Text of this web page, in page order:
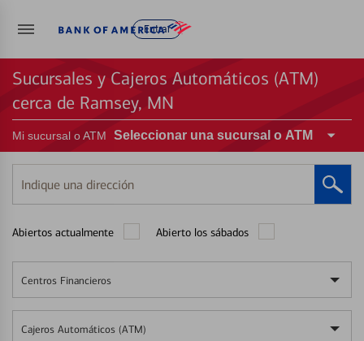
Entrar
Sucursales y Cajeros Automáticos (ATM)
cerca de Ramsey, MN
Mi sucursal o ATM Seleccionar una sucursal o ATM
Indique
una
Abiertos actualmente Abierto los sábados
Centros Financieros
Cajeros Automáticos (ATM)